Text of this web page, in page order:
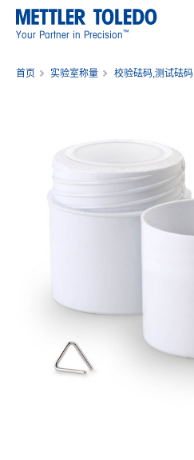
Your Partner in Precision™
首页 实验室称量 校验砝码,测试砝码